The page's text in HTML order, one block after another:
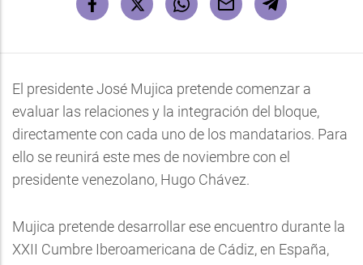
El presidente José Mujica pretende comenzar a
evaluar las relaciones y la integración del bloque,
directamente con cada uno de los mandatarios. Para
ello se reunirá este mes de noviembre con el
presidente venezolano, Hugo Chávez.
Mujica pretende desarrollar ese encuentro durante la
XXII Cumbre Iberoamericana de Cádiz, en España,